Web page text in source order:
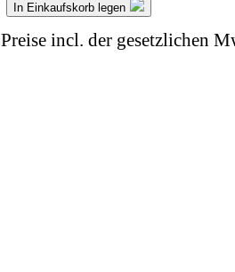
In Einkaufskorb legen
Preise incl. der gesetzlichen